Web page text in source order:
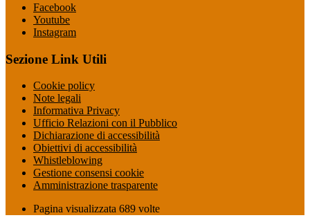
Facebook
Youtube
Instagram
Sezione Link Utili
Cookie policy
Note legali
Informativa Privacy
Ufficio Relazioni con il Pubblico
Dichiarazione di accessibilità
Obiettivi di accessibilità
Whistleblowing
Gestione consensi cookie
Amministrazione trasparente
Pagina visualizzata 689 volte